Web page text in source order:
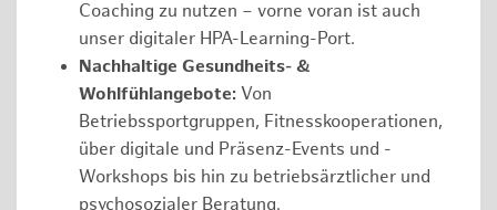
Coaching zu nutzen – vorne voran ist auch
unser digitaler HPA-Learning-Port.
Nachhaltige Gesundheits- &
Wohlfühlangebote: Von
Betriebssportgruppen, Fitnesskooperationen,
über digitale und Präsenz-Events und -
Workshops bis hin zu betriebsärztlicher und
psychosozialer Beratung.